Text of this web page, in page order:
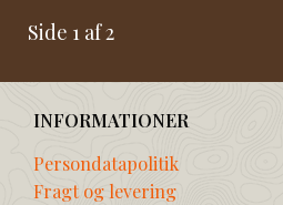
Side 1 af 2
INFORMATIONER
Persondatapolitik
Fragt og levering